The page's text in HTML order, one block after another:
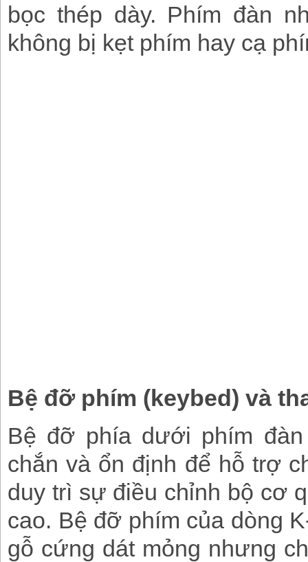
bọc thép dày. Phím đàn
không bị kẹt phím hay cạ
Bệ đỡ phím (keybed) và
Bệ đỡ phía dưới phím
chắn và ổn định để hỗ trợ
duy trì sự điều chỉnh bộ cơ
cao. Bệ đỡ phím của dòng
gỗ cứng dát mỏng nhưng